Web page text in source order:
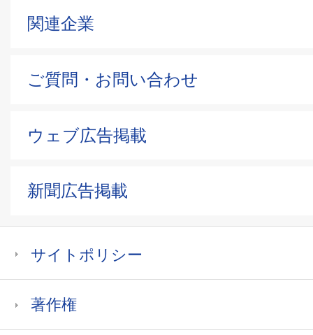
関連企業
ご質問・お問い合わせ
ウェブ広告掲載
新聞広告掲載
サイトポリシー
著作権